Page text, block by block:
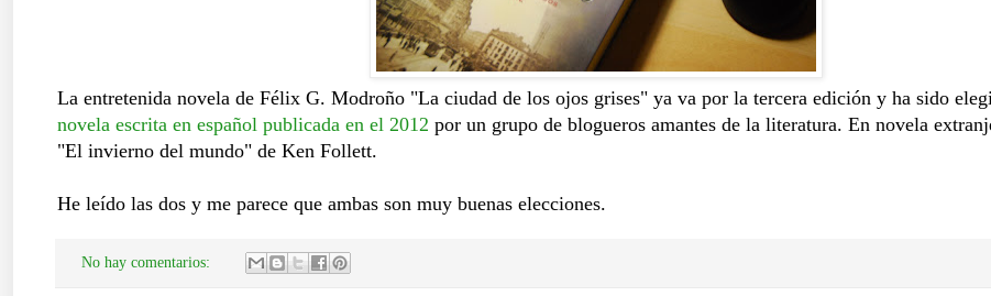
La entretenida novela de Félix G. Modroño "La ciudad de los ojos grises" ya va por la tercera edición y ha sido
novela escrita en español publicada en el 2012 por un grupo de blogueros amantes de la literatura. En novela
"El invierno del mundo" de Ken Follett.
He leído las dos y me parece que ambas son muy buenas elecciones.
No hay comentarios: